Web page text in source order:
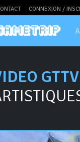
CONNEXION /